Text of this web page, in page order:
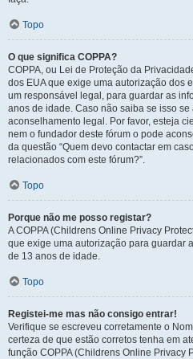
Topo
O que significa COPPA?
COPPA, ou Lei de Proteção da
dos EUA que exige uma autorização dos
um responsável legal, para guardar as
anos de idade. Caso não saiba se isso
aconselhamento legal. Por favor, esteja
nem o fundador deste fórum o pode
da questão “Quem devo contactar em
relacionados com este fórum?”.
Topo
Porque não me posso registar?
A COPPA (Childrens Online Privacy
que exige uma autorização para guardar
de 13 anos de idade.
Topo
Registei-me mas não consigo entrar!
Verifique se escreveu corretamente o
certeza de que estão corretos tenha em
função COPPA (Childrens Online Privacy